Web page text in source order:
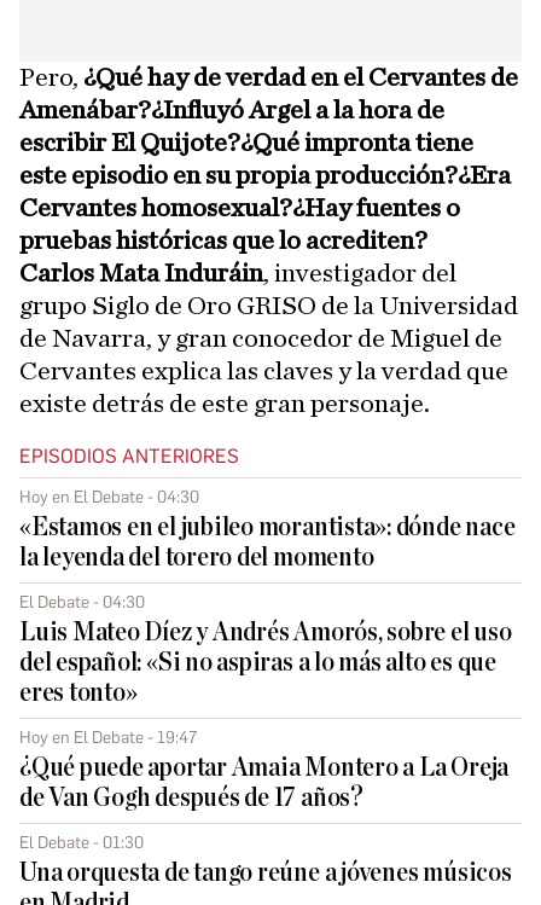
Pero, ¿Qué hay de verdad en el Cervantes de
Amenábar?¿Influyó Argel a la hora de
escribir El Quijote?¿Qué impronta tiene
este episodio en su propia producción?¿Era
Cervantes homosexual?¿Hay fuentes o
pruebas históricas que lo acrediten?
Carlos Mata Induráin, investigador del
grupo Siglo de Oro GRISO de la Universidad
de Navarra, y gran conocedor de Miguel de
Cervantes explica las claves y la verdad que
existe detrás de este gran personaje.
EPISODIOS ANTERIORES
Hoy en El Debate - 04:30
«Estamos en el jubileo morantista»: dónde nace
la leyenda del torero del momento
El Debate - 04:30
Luis Mateo Díez y Andrés Amorós, sobre el uso
del español: «Si no aspiras a lo más alto es que
eres tonto»
Hoy en El Debate - 19:47
¿Qué puede aportar Amaia Montero a La Oreja
de Van Gogh después de 17 años?
El Debate - 01:30
Una orquesta de tango reúne a jóvenes músicos